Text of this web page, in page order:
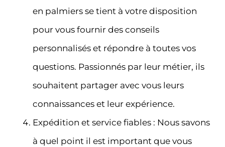
en palmiers se tient à votre disposition
pour vous fournir des conseils
personnalisés et répondre à toutes vos
questions. Passionnés par leur métier, ils
souhaitent partager avec vous leurs
connaissances et leur expérience.
Expédition et service fiables : Nous savons
à quel point il est important que vous